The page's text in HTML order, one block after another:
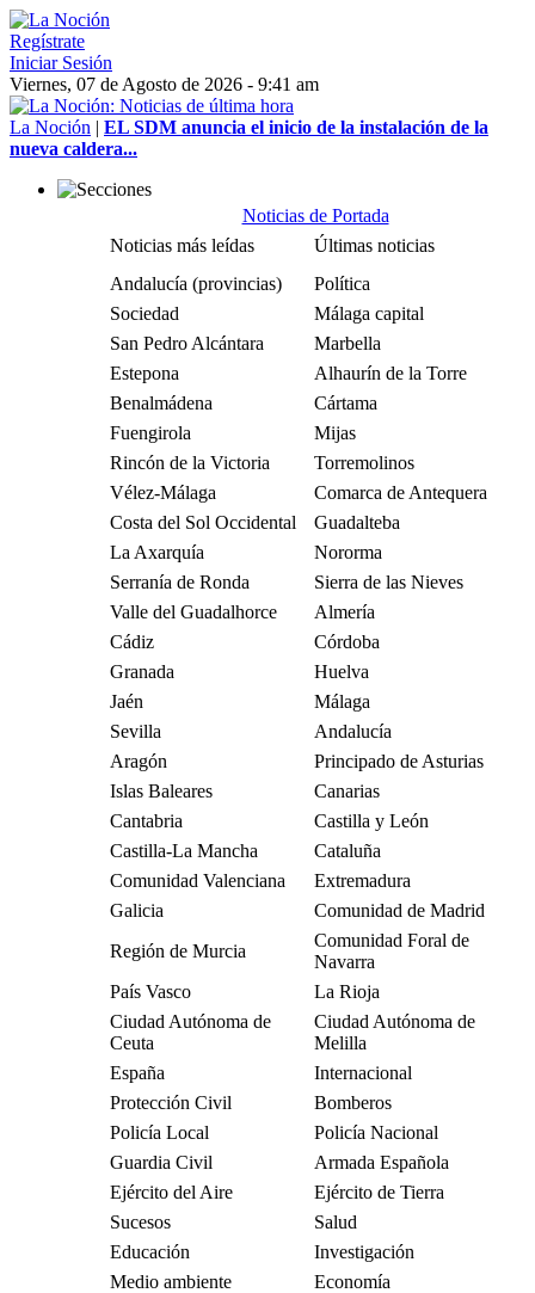
Regístrate
Iniciar Sesión
Viernes, 07 de Agosto de 2026 - 9:41 am
La Noción | EL SDM anuncia el inicio de la instalación de la
nueva caldera...
Noticias de Portada
Noticias más leídas
Últimas noticias
Andalucía (provincias)
Política
Sociedad
Málaga capital
San Pedro Alcántara
Marbella
Estepona
Alhaurín de la Torre
Benalmádena
Cártama
Fuengirola
Mijas
Rincón de la Victoria
Torremolinos
Vélez-Málaga
Comarca de Antequera
Costa del Sol Occidental
Guadalteba
La Axarquía
Nororma
Serranía de Ronda
Sierra de las Nieves
Valle del Guadalhorce
Almería
Cádiz
Córdoba
Granada
Huelva
Jaén
Málaga
Sevilla
Andalucía
Aragón
Principado de Asturias
Islas Baleares
Canarias
Cantabria
Castilla y León
Castilla-La Mancha
Cataluña
Comunidad Valenciana
Extremadura
Galicia
Comunidad de Madrid
Región de Murcia
Comunidad Foral de
Navarra
País Vasco
La Rioja
Ciudad Autónoma de
Ceuta
Ciudad Autónoma de
Melilla
España
Internacional
Protección Civil
Bomberos
Policía Local
Policía Nacional
Guardia Civil
Armada Española
Ejército del Aire
Ejército de Tierra
Sucesos
Salud
Educación
Investigación
Medio ambiente
Economía